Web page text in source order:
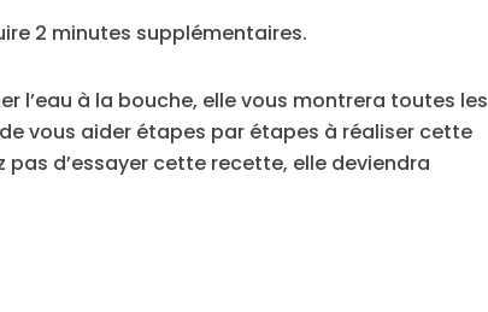
2 minutes supplémentaires.
l’eau à la bouche, elle vous montrera toutes les
vous aider étapes par étapes à réaliser cette
d’essayer cette recette, elle deviendra